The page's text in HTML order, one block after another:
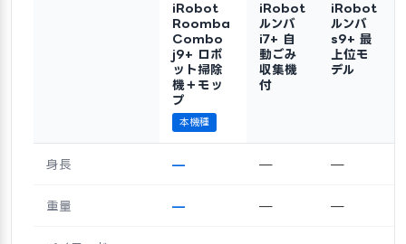
iRobot
Roomba
Combo
j9+ ロボ
ット掃除
機＋モッ
プ
本機種
iRobot
ルンバ
i7+ 自
動ごみ
収集機
付
iRobot
ルンバ
s9+ 最
上位モ
デル
身長 — — —
重量 — — —